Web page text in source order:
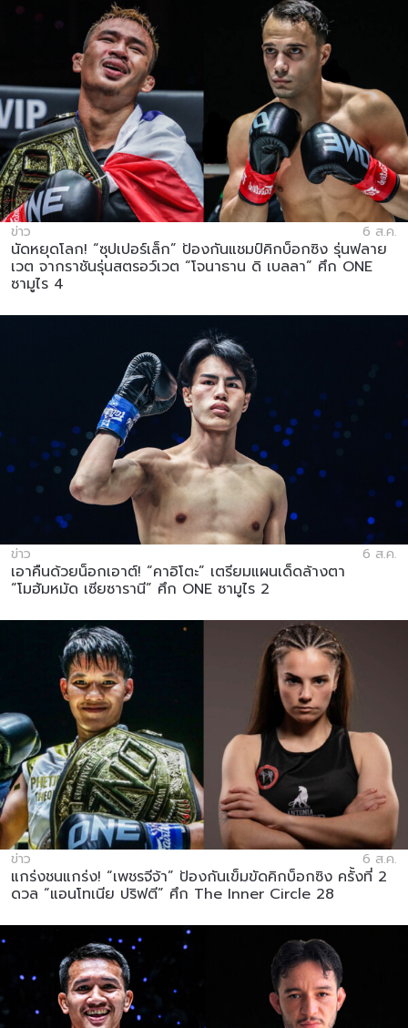
ข่าว 6 ส.ค.
นัดหยุดโลก! “ซุปเปอร์เล็ก” ป้องกันแชมป์คิกบ็อกซิง รุ่นฟลาย
เวต จากราชันรุ่นสตรอว์เวต “โจนาธาน ดิ เบลลา” ศึก ONE
ซามูไร 4
ข่าว 6 ส.ค.
เอาคืนด้วยน็อกเอาต์! “คาอิโตะ” เตรียมแผนเด็ดล้างตา
“โมฮัมหมัด เซียซารานี” ศึก ONE ซามูไร 2
ข่าว 6 ส.ค.
แกร่งชนแกร่ง! “เพชรจีจ้า” ป้องกันเข็มขัดคิกบ็อกซิง ครั้งที่ 2
ดวล “แอนโทเนีย ปริฟตี” ศึก The Inner Circle 28